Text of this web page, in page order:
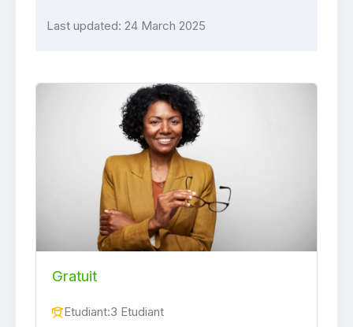
Last updated: 24 March 2025
Gratuit
Etudiant:3 Etudiant